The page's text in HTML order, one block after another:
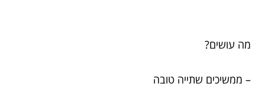
מה עושים?
– ממשיכים שתייה טובה